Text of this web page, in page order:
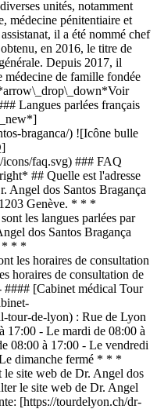
unités, notamment
médecine pénitentiaire et
il a été nommé chef
en 2016, le titre de
Depuis 2017, il
médecine de famille fondée
Langues parlées français
braganca/) ![Icône bulle
icons/faq.svg) ### FAQ
## Quelle est l'adresse
Angel dos Santos Bragança
Genève. * * *
les langues parlées par
dos Santos Bragança
* * *
les horaires de consultation
horaires de consultation de
#### [Cabinet médical Tour
tour-de-lyon) : Rue de Lyon
17:00 - Le mardi de 08:00 à
08:00 à 17:00 - Le vendredi
dimanche fermé * * *
site web de Dr. Angel dos
le site web de Dr. Angel
[https://tourdelyon.ch/dr-